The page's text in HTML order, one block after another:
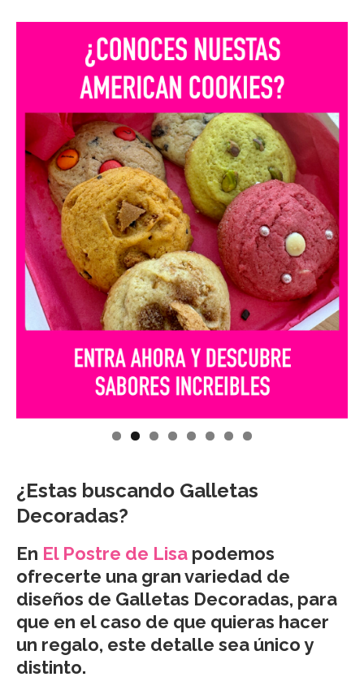
¿Estas buscando Galletas
Decoradas?
En El Postre de Lisa podemos
ofrecerte una gran variedad de
diseños de Galletas Decoradas, para
que en el caso de que quieras hacer
un regalo, este detalle sea único y
distinto.